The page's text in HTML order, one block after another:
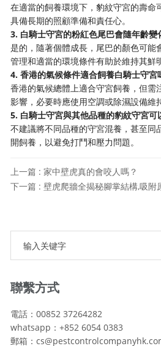
在適當的飼養環境下，豹紋守宮的壽命
具備長期的照顧準備和責任心。
3. 白騎士守宮的粉紅色尾巴會隨年齡變
是的，隨著個體成長，尾巴的顏色可能
管理和適當的環境條件有助於維持其鮮
4. 香港的氣候條件適合飼養白騎士守宮
香港的氣候總體上適合守宮飼養，但需
影響，必要時應使用空調或除濕設備維
5. 白騎士守宮與其他品種的豹紋守宮可
不建議將不同品種的守宮混養，甚至同
開飼養，以避免打鬥和壓力問題。
上一篇 : 家中壁虎真的會咬人嗎？
下一篇 : 壁虎爬牆全揭秘腳掌結構,吸附
聯繫方式
電話：00852 37264282
whatsapp：+852 6054 0383
郵箱：